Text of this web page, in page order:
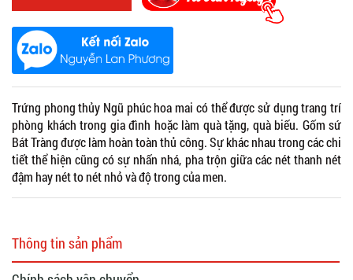
Trứng phong thủy Ngũ phúc hoa mai có thể được sử dụng trang trí
phòng khách trong gia đình hoặc làm quà tặng, quà biếu. Gốm sứ
Bát Tràng được làm hoàn toàn thủ công. Sự khác nhau trong các chi
tiết thể hiện cũng có sự nhấn nhá, pha trộn giữa các nét thanh nét
đậm hay nét to nét nhỏ và độ trong của men.
Thông tin sản phẩm